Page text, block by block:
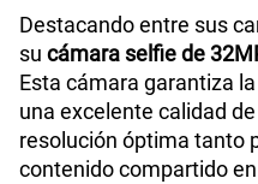
Cámara de fotos Frontal
Tipo de Batería
Destacando entre sus
su cámara selfie de
Esta cámara garantiza
una excelente calidad
resolución óptima tanto
contenido compartido